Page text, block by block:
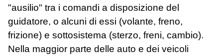
"ausilio" tra i comandi a disposizione del
guidatore, o alcuni di essi (volante, freno,
frizione) e sottosistema (sterzo, freni, cambio).
Nella maggior parte delle auto e dei veicoli